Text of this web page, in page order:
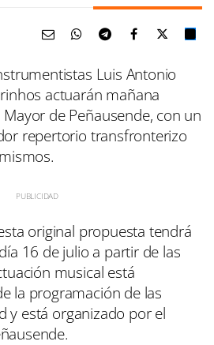
Luis Antonio
actuarán mañana
de Peñausende, con un
repertorio transfronterizo
original propuesta tendrá
16 de julio a partir de las
musical está
la programación de las
y está organizado por el